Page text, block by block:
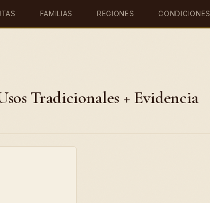
FAMILIAS REGIONES CONDICIONES
Tradicionales + Evidencia